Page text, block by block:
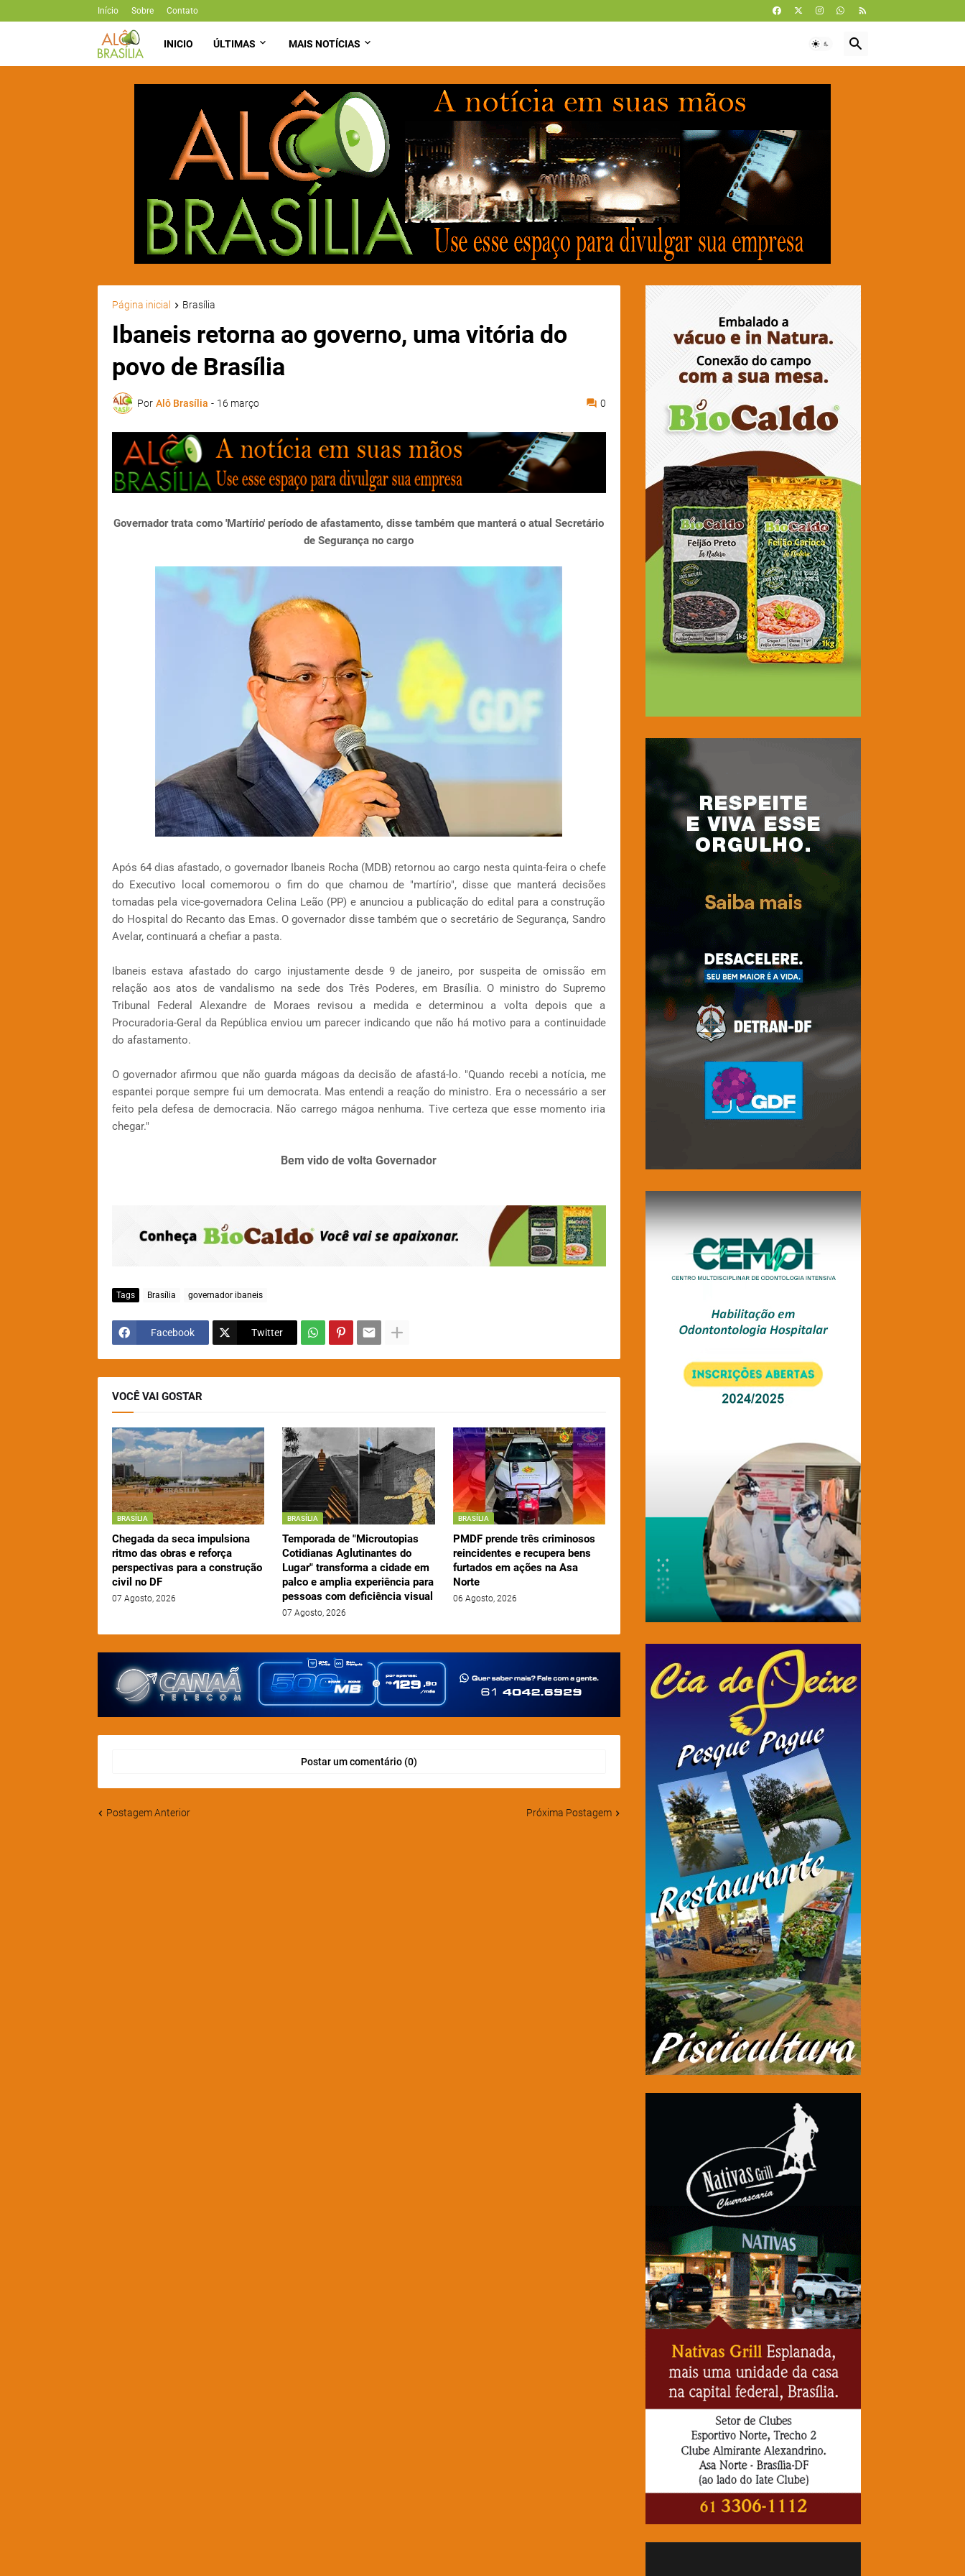
Início Sobre Contato
INICIO ÚLTIMAS MAIS NOTÍCIAS
Página inicial Brasília
Ibaneis retorna ao governo, uma vitória do
povo de Brasília
Por Alô Brasília - 16 março 0
Governador trata como 'Martírio' período de afastamento, disse também que manterá o atual Secretário
de Segurança no cargo
Após 64 dias afastado, o governador Ibaneis Rocha (MDB) retornou ao cargo nesta quinta-feira o chefe
do Executivo local comemorou o fim do que chamou de "martírio", disse que manterá decisões
tomadas pela vice-governadora Celina Leão (PP) e anunciou a publicação do edital para a construção
do Hospital do Recanto das Emas. O governador disse também que o secretário de Segurança, Sandro
Avelar, continuará a chefiar a pasta.
Ibaneis estava afastado do cargo injustamente desde 9 de janeiro, por suspeita de omissão em
relação aos atos de vandalismo na sede dos Três Poderes, em Brasília. O ministro do Supremo
Tribunal Federal Alexandre de Moraes revisou a medida e determinou a volta depois que a
Procuradoria-Geral da República enviou um parecer indicando que não há motivo para a continuidade
do afastamento.
O governador afirmou que não guarda mágoas da decisão de afastá-lo. "Quando recebi a notícia, me
espantei porque sempre fui um democrata. Mas entendi a reação do ministro. Era o necessário a ser
feito pela defesa de democracia. Não carrego mágoa nenhuma. Tive certeza que esse momento iria
chegar."
Bem vido de volta Governador
Tags Brasília governador ibaneis
Facebook Twitter
VOCÊ VAI GOSTAR
BRASÍLIA
Chegada da seca impulsiona
ritmo das obras e reforça
perspectivas para a construção
civil no DF
07 Agosto, 2026
BRASÍLIA
Temporada de "Microutopias
Cotidianas Aglutinantes do
Lugar" transforma a cidade em
palco e amplia experiência para
pessoas com deficiência visual
07 Agosto, 2026
BRASÍLIA
PMDF prende três criminosos
reincidentes e recupera bens
furtados em ações na Asa
Norte
06 Agosto, 2026
Postar um comentário (0)
Postagem Anterior Próxima Postagem